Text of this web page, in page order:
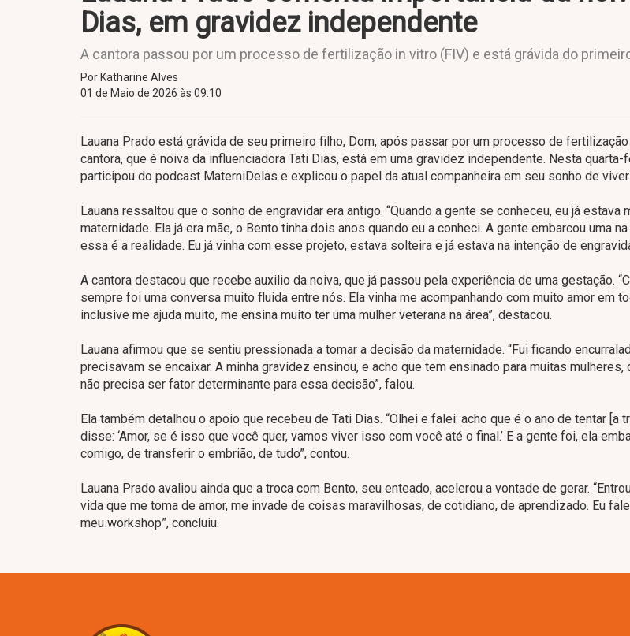
Dias, em gravidez independente
A cantora passou por um processo de fertilização in vitro (FIV) e está grávida do
Por Katharine Alves
01 de Maio de 2026 às 09:10
Lauana Prado está grávida de seu primeiro filho, Dom, após passar por um processo de fertilização
cantora, que é noiva da influenciadora Tati Dias, está em uma gravidez independente. Nesta
participou do podcast MaterniDelas e explicou o papel da atual companheira em seu sonho de
Lauana ressaltou que o sonho de engravidar era antigo. “Quando a gente se conheceu, eu já estava
maternidade. Ela já era mãe, o Bento tinha dois anos quando eu a conheci. A gente embarcou uma
essa é a realidade. Eu já vinha com esse projeto, estava solteira e já estava na intenção de
A cantora destacou que recebe auxilio da noiva, que já passou pela experiência de uma gestação.
sempre foi uma conversa muito fluida entre nós. Ela vinha me acompanhando com muito amor em
inclusive me ajuda muito, me ensina muito ter uma mulher veterana na área”, destacou.
Lauana afirmou que se sentiu pressionada a tomar a decisão da maternidade. “Fui ficando
precisavam se encaixar. A minha gravidez ensinou, e acho que tem ensinado para muitas mulheres,
não precisa ser fator determinante para essa decisão”, falou.
Ela também detalhou o apoio que recebeu de Tati Dias. “Olhei e falei: acho que é o ano de tentar [a
disse: ‘Amor, se é isso que você quer, vamos viver isso com você até o final.’ E a gente foi, ela
comigo, de transferir o embrião, de tudo”, contou.
Lauana Prado avaliou ainda que a troca com Bento, seu enteado, acelerou a vontade de gerar.
vida que me toma de amor, me invade de coisas maravilhosas, de cotidiano, de aprendizado. Eu
meu workshop”, concluiu.